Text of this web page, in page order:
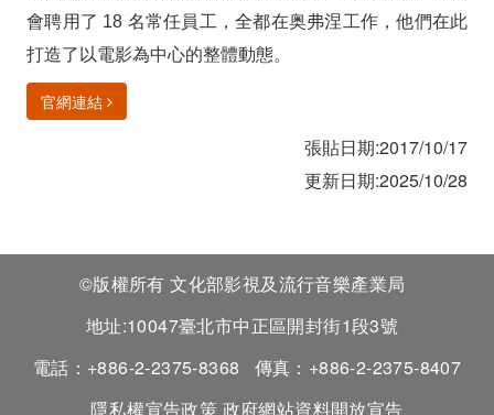
會聘用了 18 名常任員工，全都在奥弗涅工作，他們在此
打造了以電影為中心的整體動態。
官網連結
張貼日期:2017/10/17
更新日期:2025/10/28
©版權所有 文化部影視及流行音樂產業局
地址:10047臺北市中正區開封街1段3號
電話：+886-2-2375-8368
傳真：+886-2-2375-8407
隱私權宣告政策 政府網站資料開放宣告